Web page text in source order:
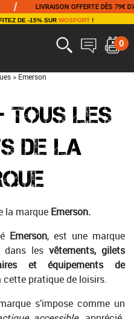
OFFERTE DÈS 79€ D'ACHAT /
DE -15% SUR WOSPORT!
0
> Emerson
TOUS LES
DE LA
la marque Emerson.
Emerson, est une marque
dans les vêtements, gilets
et équipements de
pratique de loisirs.
s’impose comme un